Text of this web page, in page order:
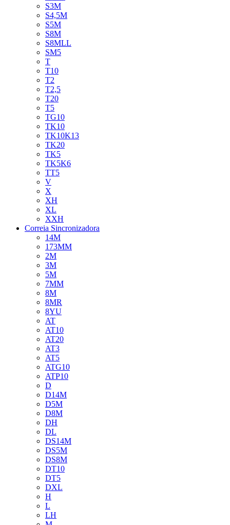
S3M
S4,5M
S5M
S8M
S8MLL
SM5
T
T10
T2
T2,5
T20
T5
TG10
TK10
TK10K13
TK20
TK5
TK5K6
TT5
V
X
XH
XL
XXH
Correia Sincronizadora
14M
173MM
2M
3M
5M
7MM
8M
8MR
8YU
AT
AT10
AT20
AT3
AT5
ATG10
ATP10
D
D14M
D5M
D8M
DH
DL
DS14M
DS5M
DS8M
DT10
DT5
DXL
H
L
LH